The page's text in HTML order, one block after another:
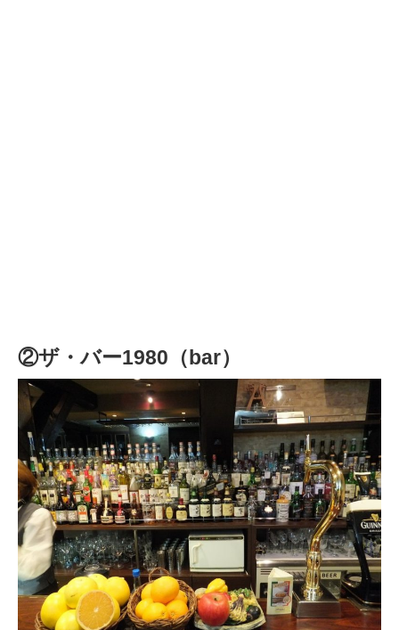
②ザ・バー1980（bar）